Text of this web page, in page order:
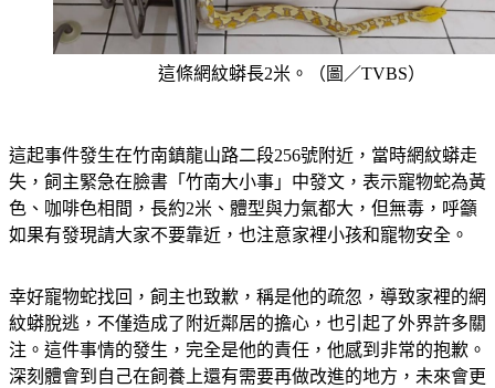
這條網紋蟒長2米。（圖／TVBS）
這起事件發生在竹南鎮龍山路二段256號附近，當時網紋蟒走
失，飼主緊急在臉書「竹南大小事」中發文，表示寵物蛇為黃
色、咖啡色相間，長約2米、體型與力氣都大，但無毒，呼籲
如果有發現請大家不要靠近，也注意家裡小孩和寵物安全。
幸好寵物蛇找回，飼主也致歉，稱是他的疏忽，導致家裡的網
紋蟒脫逃，不僅造成了附近鄰居的擔心，也引起了外界許多關
注。這件事情的發生，完全是他的責任，他感到非常的抱歉。
深刻體會到自己在飼養上還有需要再做改進的地方，未來會更